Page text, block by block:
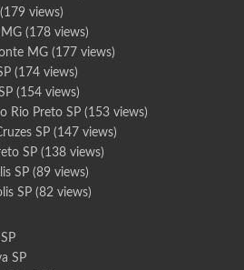
views)
(178 views)
MG(177 views)
(174 views)
(154 views)
Rio Preto SP(153 views)
SP(147 views)
SP(138 views)
SP(89 views)
SP(82 views)
SP